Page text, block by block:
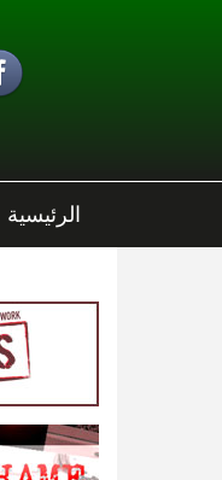
الرئيسية